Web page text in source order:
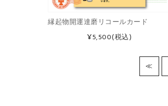
縁起物開運達磨リコールカード
¥5,500(税込)
≪